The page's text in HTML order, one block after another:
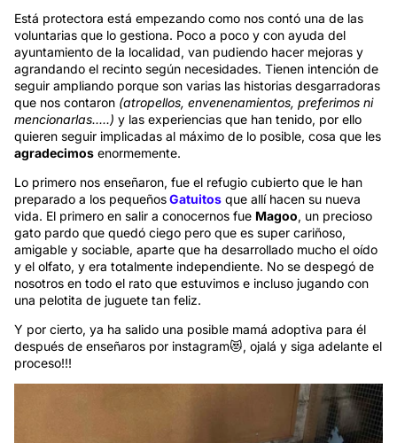
Está protectora está empezando como nos contó una de las
voluntarias que lo gestiona. Poco a poco y con ayuda del
ayuntamiento de la localidad, van pudiendo hacer mejoras y
agrandando el recinto según necesidades. Tienen intención de
seguir ampliando porque son varias las historias desgarradoras
que nos contaron (atropellos, envenenamientos, preferimos ni
mencionarlas.....) y las experiencias que han tenido, por ello
quieren seguir implicadas al máximo de lo posible, cosa que les
agradecimos enormemente.
Lo primero nos enseñaron, fue el refugio cubierto que le han
preparado a los pequeñosGatuitos que allí hacen su nueva
vida. El primero en salir a conocernos fue Magoo, un precioso
gato pardo que quedó ciego pero que es super cariñoso,
amigable y sociable, aparte que ha desarrollado mucho el oído
y el olfato, y era totalmente independiente. No se despegó de
nosotros en todo el rato que estuvimos e incluso jugando con
una pelotita de juguete tan feliz.
Y por cierto, ya ha salido una posible mamá adoptiva para él
después de enseñaros por instagram😻, ojalá y siga adelante el
proceso!!!